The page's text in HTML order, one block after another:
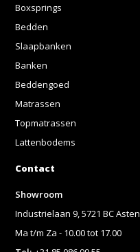
Boxsprings
Bedden
Slaapbanken
Banken
Beddengoed
Matrassen
Topmatrassen
Lattenbodems
Contact
Showroom
Industrielaan 9, 5721 BC Asten
Ma t/m Za - 10.00 tot 17.00